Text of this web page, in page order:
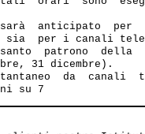
anticipato  per
sia  per i canali
patrono
31 dicembre).
da  canali